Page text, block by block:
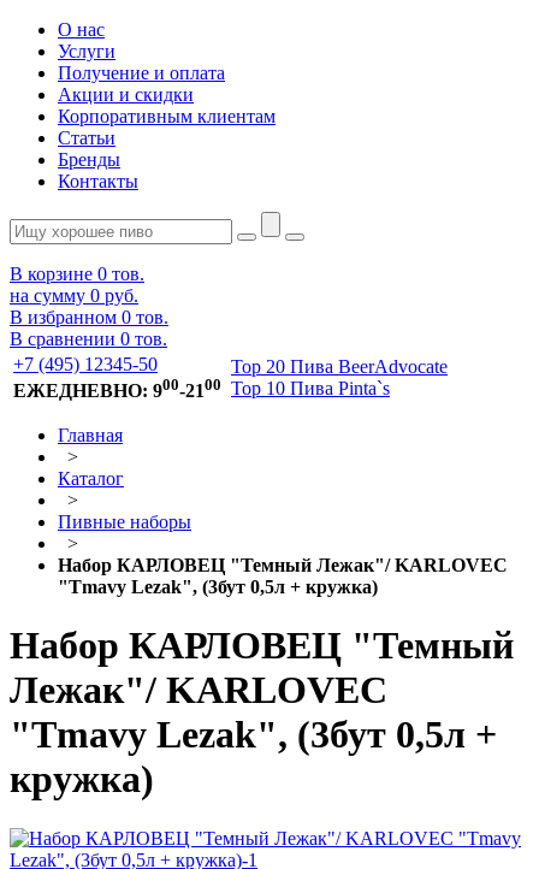
О нас
Услуги
Получение и оплата
Акции и скидки
Корпоративным клиентам
Статьи
Бренды
Контакты
В корзине 0 тов.
на сумму 0 руб.
В избранном 0 тов.
В сравнении 0 тов.
+7 (495) 12345-50
ЕЖЕДНЕВНО: 900-2100
Top 20 Пива BeerAdvocate
Top 10 Пива Pinta`s
Главная
>
Каталог
>
Пивные наборы
>
Набор КАРЛОВЕЦ "Темный Лежак"/ KARLOVEC
"Tmavy Lezak", (3бут 0,5л + кружка)
Набор КАРЛОВЕЦ "Темный
Лежак"/ KARLOVEC
"Tmavy Lezak", (3бут 0,5л +
кружка)